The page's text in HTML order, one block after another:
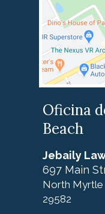
Oficina
Beach
Jebaily
697 Main
North Myrtle
29582